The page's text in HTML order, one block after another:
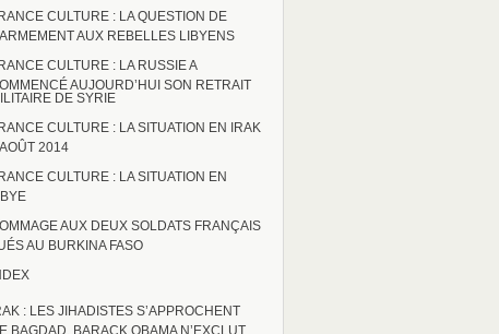
CULTURE : LA QUESTION DE
AUX REBELLES LIBYENS
CULTURE : LA RUSSIE A
AUJOURD’HUI SON RETRAIT
DE SYRIE
CULTURE : LA SITUATION EN IRAK
AOÛT 2014
CULTURE : LA SITUATION EN
AUX DEUX SOLDATS FRANÇAIS
AU BURKINA FASO
: LES JIHADISTES S’APPROCHENT
BAGDAD, BARACK OBAMA N’EXCLUT